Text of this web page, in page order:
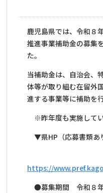
鹿児島県では、令和８
推進事業補助金の募集
た。
当補助金は、自治会、
体等が取り組む在留外
進する事業等に補助を
※昨年度も実施して
▼県HP（応募書類あ
https://
●募集期間 令和８年